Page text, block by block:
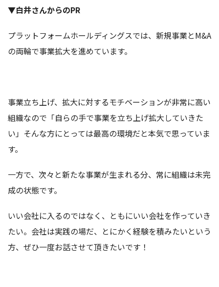
▼白井さんからのPR
プラットフォームホールディングスでは、新規事業とM&A
の両輪で事業拡大を進めています。
事業立ち上げ、拡大に対するモチベーションが非常に高い
組織なので「自らの手で事業を立ち上げ拡大していきた
い」そんな方にとっては最高の環境だと本気で思っていま
す。
一方で、次々と新たな事業が生まれる分、常に組織は未完
成の状態です。
いい会社に入るのではなく、ともにいい会社を作っていき
たい。会社は実践の場だ、とにかく経験を積みたいという
方、ぜひ一度お話させて頂きたいです！